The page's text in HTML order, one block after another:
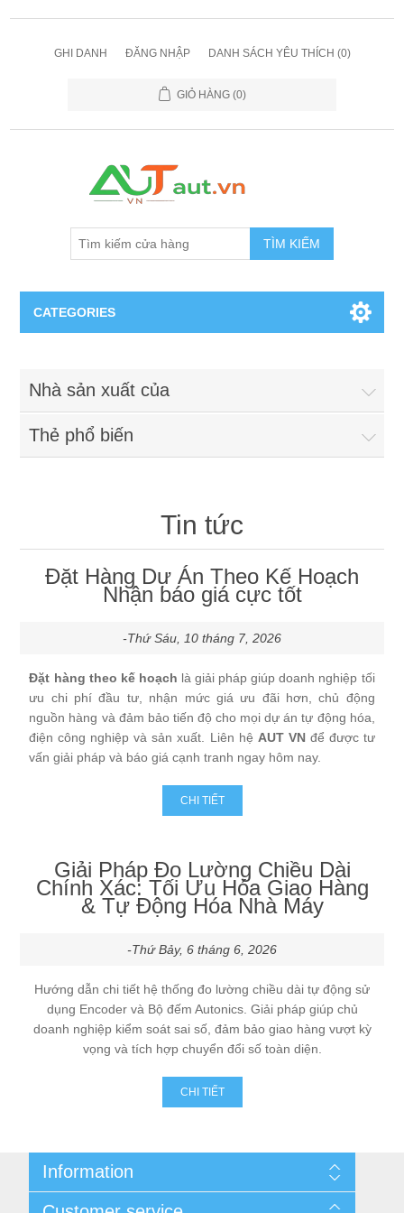
GHI DANH ĐĂNG NHẬP DANH SÁCH YÊU THÍCH (0)
GIỎ HÀNG (0)
TÌM KIẾM
CATEGORIES
Cảm Biến Điện Dung
Cảm biến tiệm cận
Cảm biến quang điện
Cảm biến quang điện siêu nhỏ
Cảm biến sợi quang
Cảm biến đo độ dầy
Thiết bị điều khiển
Timer
Bộ hiển thị
HMI
Máy tính công nghiệp
Inverter
Relay bán dẫn
Thyristor
Động cơ bước 2 phase
Cảm biến an toàn
Khóa cửa an toàn
Công tắc an toàn
Phụ Kiện
Cáp điều khiển
Khớp nối nhanh
Chưa Phân Loại
Phụ Kiện Siemens
Nhà sản xuất của
Thẻ phổ biến
Tin tức
Đặt Hàng Dự Án Theo Kế Hoạch
Nhận báo giá cực tốt
-Thứ Sáu, 10 tháng 7, 2026
Đặt hàng theo kế hoạch là giải pháp giúp doanh nghiệp tối
ưu chi phí đầu tư, nhận mức giá ưu đãi hơn, chủ động
nguồn hàng và đảm bảo tiến độ cho mọi dự án tự động hóa,
điện công nghiệp và sản xuất. Liên hệ AUT VNđể được tư
vấn giải pháp và báo giá cạnh tranh ngay hôm nay.
CHI TIẾT
Giải Pháp Đo Lường Chiều Dài
Chính Xác: Tối Ưu Hóa Giao Hàng
& Tự Động Hóa Nhà Máy
-Thứ Bảy, 6 tháng 6, 2026
Hướng dẫn chi tiết hệ thống đo lường chiều dài tự động sử
dụng Encoder và Bộ đếm Autonics. Giải pháp giúp chủ
doanh nghiệp kiểm soát sai số, đảm bảo giao hàng vượt kỳ
vọng và tích hợp chuyển đổi số toàn diện.
CHI TIẾT
Information